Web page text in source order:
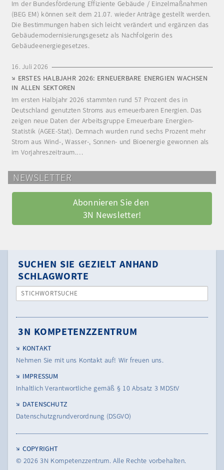
Im der Bundesförderung Effiziente Gebäude / Einzelmaßnahmen
(BEG EM) können seit dem 21.07. wieder Anträge gestellt werden.
Die Bestimmungen haben sich leicht verändert und ergänzen das
Gebäudemodernisierungsgesetz als Nachfolgerin des
Gebäudeenergiegesetzes.
16. Juli 2026
ERSTES HALBJAHR 2026: ERNEUERBARE ENERGIEN WACHSEN
IN ALLEN SEKTOREN
Im ersten Halbjahr 2026 stammten rund 57 Prozent des in
Deutschland genutzten Stroms aus erneuerbaren Energien. Das
zeigen neue Daten der Arbeitsgruppe Erneuerbare Energien-
Statistik (AGEE-Stat). Demnach wurden rund sechs Prozent mehr
Strom aus Wind-, Wasser-, Sonnen- und Bioenergie gewonnen als
im Vorjahreszeitraum.…
NEWSLETTER
Abonnieren Sie den
3N Newsletter!
SUCHEN SIE GEZIELT ANHAND
SCHLAGWORTE
STICHWORTSUCHE
3N KOMPETENZZENTRUM
KONTAKT
Nehmen Sie mit uns Kontakt auf! Wir freuen uns.
IMPRESSUM
Inhaltlich Verantwortliche gemäß § 10 Absatz 3 MDStV
DATENSCHUTZ
Datenschutzgrundverordnung (DSGVO)
COPYRIGHT
© 20263N Kompetenzzentrum. Alle Rechte vorbehalten.